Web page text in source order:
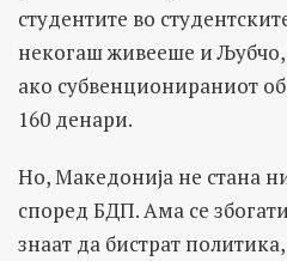
студентите во
некогаш живееше и Љубчо,
aкo субвенционираниот
160 денари.
Но, Македонија не стана
според БДП. Ама се
знаат да бистрат